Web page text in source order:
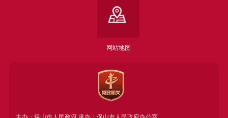
网站地图